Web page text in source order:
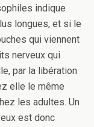
indique
longues, et si le
qui viennent
nerveux qui
par la libération
elle le même
les adultes. Un
est donc